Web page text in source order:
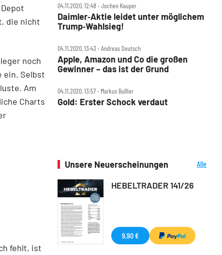
die nicht
noch
ein. Selbst
Am
Charts
fehlt, ist
04.11.2020, 12:48 ‧ Jochen Kauper
Daimler‑Aktie leidet unter möglichem
Trump‑Wahlsieg!
04.11.2020, 13:43 ‧ Andreas Deutsch
Apple, Amazon und Co die großen
Gewinner – das ist der Grund
04.11.2020, 13:57 ‧ Markus Bußler
Gold: Erster Schock verdaut
Unsere Neuerscheinungen
Alle
HEBELTRADER 141/26
9,90 €